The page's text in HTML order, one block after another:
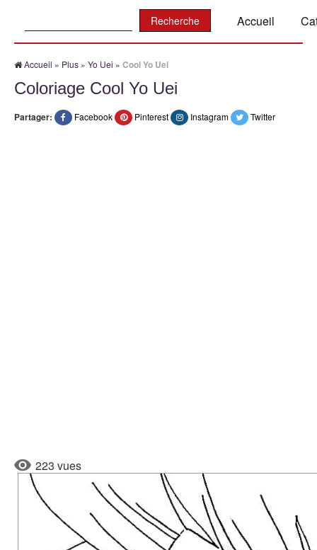
Accueil
Accueil » Plus » Yo Uei » Cool Yo Uei
Coloriage Cool Yo Uei
Partager: Facebook Pinterest Instagram Twitter
223 vues